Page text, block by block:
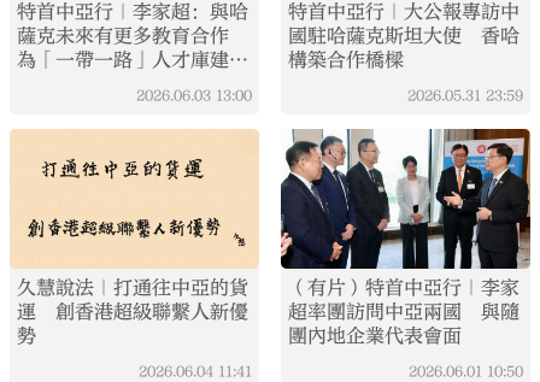
特首中亞行｜李家超：與哈
薩克未來有更多教育合作
為「一帶一路」人才庫建設
2026.06.03 13:00
特首中亞行｜大公報專訪中
國駐哈薩克斯坦大使 香哈
構築合作橋樑
2026.05.31 23:59
久慧說法｜打通往中亞的貨
運 創香港超級聯繫人新優
勢
2026.06.04 11:41
（有片）特首中亞行｜李家
超率團訪問中亞兩國 與隨
團內地企業代表會面
2026.06.01 10:50